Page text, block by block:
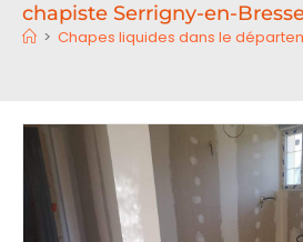
chapiste Serrigny-en-
> Chapes liquides dans le